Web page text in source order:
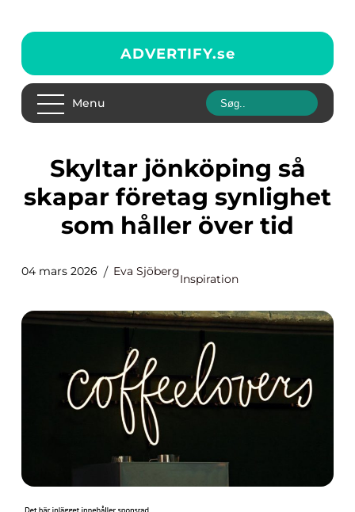
ADVERTIFY.se
Menu
Skyltar jönköping så
skapar företag synlighet
som håller över tid
04 mars 2026 Eva Sjöberg
Inspiration